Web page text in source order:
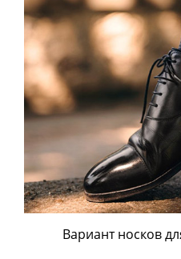
Вариант носков